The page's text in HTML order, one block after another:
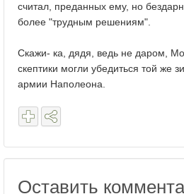
считал, преданных ему, но
более "трудным решениям".
Скажи- ка, дядя, ведь не даром,
скептики могли убедиться той же
армии Наполеона.
Оставить